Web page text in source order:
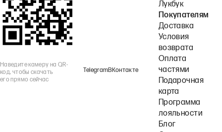
Наведите камеру на QR-
код, чтобы скачать
его прямо сейчас
TelegramВКонтакте
Лукбук
Покупателям
Доставка
Условия
возврата
Оплата
частями
Подарочная
карта
Программа
лояльности
Блог